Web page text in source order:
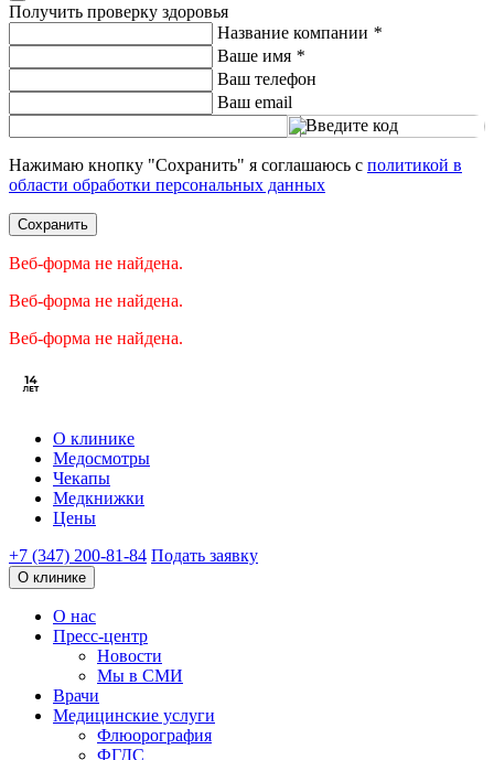
Получить проверку здоровья
Название компании *
Ваше имя *
Ваш телефон
Ваш email
Введите код
Нажимаю кнопку "Сохранить" я соглашаюсь с политикой в
области обработки персональных данных
Сохранить
Веб-форма не найдена.
Веб-форма не найдена.
Веб-форма не найдена.
О клинике
Медосмотры
Чекапы
Медкнижки
Цены
+7 (347) 200-81-84 Подать заявку
О клинике
О нас
Пресс-центр
Новости
Мы в СМИ
Врачи
Медицинские услуги
Флюорография
ФГДС